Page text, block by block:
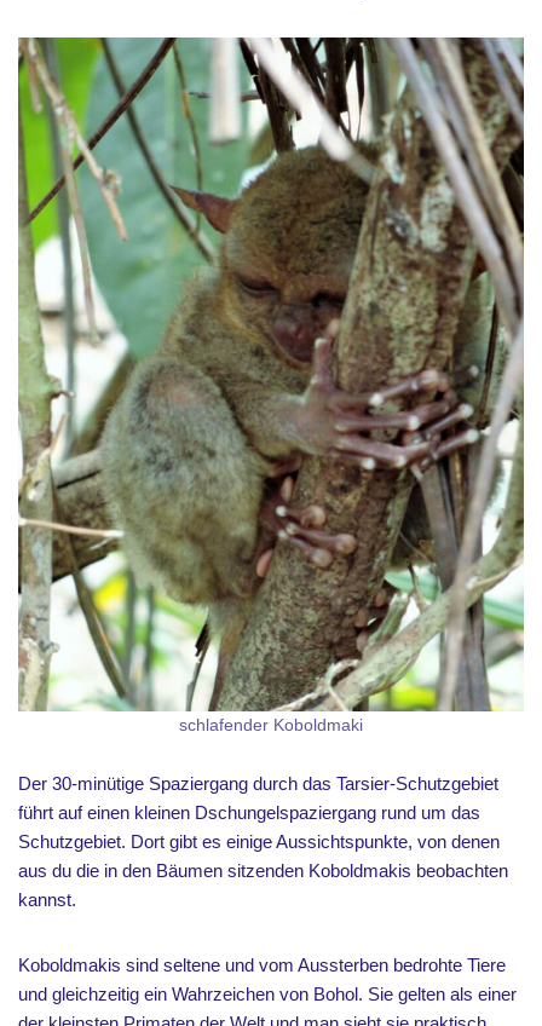
schlafender Koboldmaki
Der 30-minütige Spaziergang durch das Tarsier-Schutzgebiet
führt auf einen kleinen Dschungelspaziergang rund um das
Schutzgebiet. Dort gibt es einige Aussichtspunkte, von denen
aus du die in den Bäumen sitzenden Koboldmakis beobachten
kannst.
Koboldmakis sind seltene und vom Aussterben bedrohte Tiere
und gleichzeitig ein Wahrzeichen von Bohol. Sie gelten als einer